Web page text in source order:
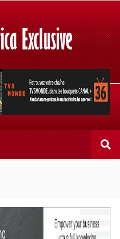
dans les bouquets
tsara indrindra ho